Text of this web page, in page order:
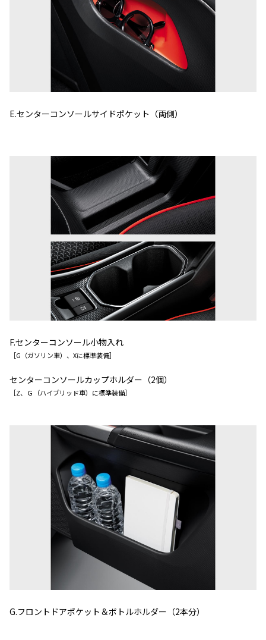
E.センターコンソールサイドポケット（両側）
F.センターコンソール小物入れ
［G（ガソリン車）、Xに標準装備］
センターコンソールカップホルダー（2個）
［Z、Ｇ（ハイブリッド車）に標準装備］
G.フロントドアポケット＆ボトルホルダー（2本分）